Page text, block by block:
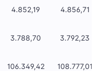
4.852,19 4.856,71
3.788,70 3.792,23
106.349,42 108.777,01